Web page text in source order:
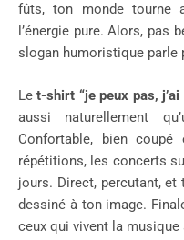
fûts, ton monde tourne
l’énergie pure. Alors, pas
slogan humoristique parle
Let-shirt “je peux pas, j’ai
aussi naturellement
Confortable, bien
répétitions, les concerts
jours. Direct, percutant,
dessiné à ton image.
ceux qui vivent la musique